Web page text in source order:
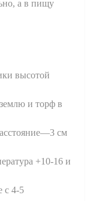
а в пищу
высотой
и торф в
см
+10-16 и
с 4-5